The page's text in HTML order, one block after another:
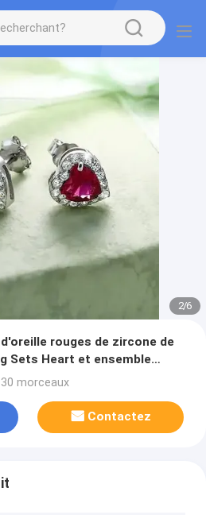
2/6
rouges de zircone de
Sets Heart et ensemble
30 morceaux
Contactez